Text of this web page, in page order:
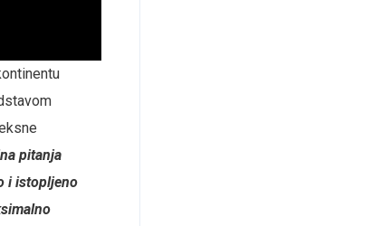
pitanja
i istopljeno